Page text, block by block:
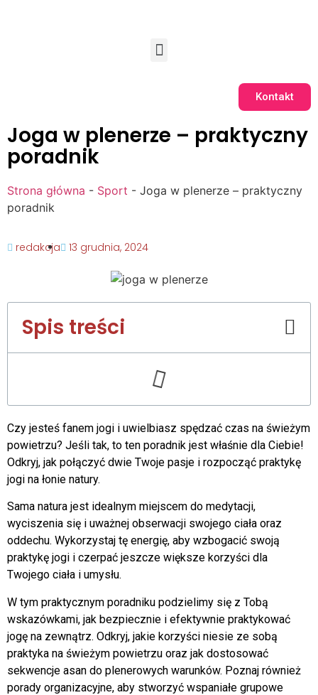
Kontakt
Joga w plenerze – praktyczny
poradnik
Strona główna - Sport - Joga w plenerze – praktyczny
poradnik
redakcja 13 grudnia, 2024
Spis treści
Czy jesteś fanem jogi i uwielbiasz spędzać czas na świeżym
powietrzu? Jeśli tak, to ten poradnik jest właśnie dla Ciebie!
Odkryj, jak połączyć dwie Twoje pasje i rozpocząć praktykę
jogi na łonie natury.
Sama natura jest idealnym miejscem do medytacji,
wyciszenia się i uważnej obserwacji swojego ciała oraz
oddechu. Wykorzystaj tę energię, aby wzbogacić swoją
praktykę jogi i czerpać jeszcze większe korzyści dla
Twojego ciała i umysłu.
W tym praktycznym poradniku podzielimy się z Tobą
wskazówkami, jak bezpiecznie i efektywnie praktykować
jogę na zewnątrz. Odkryj, jakie korzyści niesie ze sobą
praktyka na świeżym powietrzu oraz jak dostosować
sekwencje asan do plenerowych warunków. Poznaj również
porady organizacyjne, aby stworzyć wspaniałe grupowe